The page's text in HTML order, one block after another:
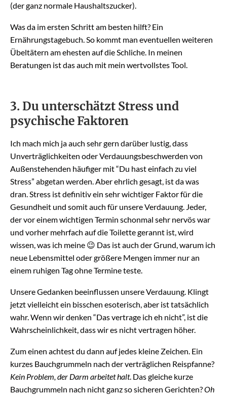
(der ganz normale Haushaltszucker).
Was da im ersten Schritt am besten hilft? Ein
Ernährungstagebuch. So kommt man eventuellen weiteren
Übeltätern am ehesten auf die Schliche. In meinen
Beratungen ist das auch mit mein wertvollstes Tool.
3. Du unterschätzt Stress und
psychische Faktoren
Ich mach mich ja auch sehr gern darüber lustig, dass
Unverträglichkeiten oder Verdauungsbeschwerden von
Außenstehenden häufiger mit “Du hast einfach zu viel
Stress” abgetan werden. Aber ehrlich gesagt, ist da was
dran. Stress ist definitiv ein sehr wichtiger Faktor für die
Gesundheit und somit auch für unsere Verdauung. Jeder,
der vor einem wichtigen Termin schonmal sehr nervös war
und vorher mehrfach auf die Toilette gerannt ist, wird
wissen, was ich meine 😉 Das ist auch der Grund, warum ich
neue Lebensmittel oder größere Mengen immer nur an
einem ruhigen Tag ohne Termine teste.
Unsere Gedanken beeinflussen unsere Verdauung. Klingt
jetzt vielleicht ein bisschen esoterisch, aber ist tatsächlich
wahr. Wenn wir denken “Das vertrage ich eh nicht”, ist die
Wahrscheinlichkeit, dass wir es nicht vertragen höher.
Zum einen achtest du dann auf jedes kleine Zeichen. Ein
kurzes Bauchgrummeln nach der verträglichen Reispfanne?
Kein Problem, der Darm arbeitet halt. Das gleiche kurze
Bauchgrummeln nach nicht ganz so sicheren Gerichten?Oh